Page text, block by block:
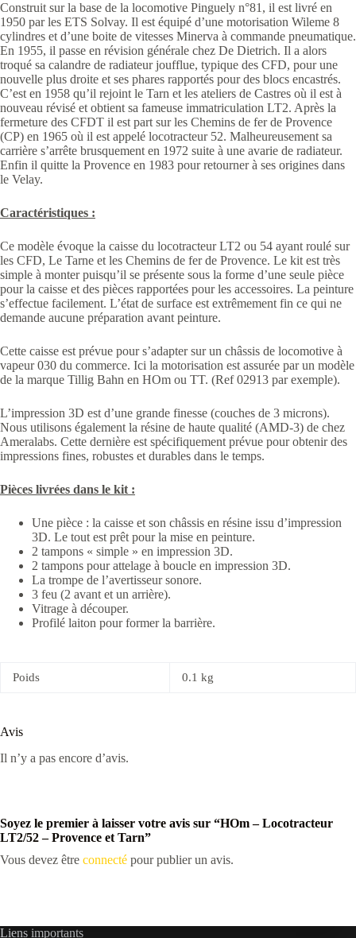
Construit sur la base de la locomotive Pinguely n°81, il est livré en
1950 par les ETS Solvay. Il est équipé d’une motorisation Wileme 8
cylindres et d’une boite de vitesses Minerva à commande pneumatique.
En 1955, il passe en révision générale chez De Dietrich. Il a alors
troqué sa calandre de radiateur joufflue, typique des CFD, pour une
nouvelle plus droite et ses phares rapportés pour des blocs encastrés.
C’est en 1958 qu’il rejoint le Tarn et les ateliers de Castres où il est à
nouveau révisé et obtient sa fameuse immatriculation LT2. Après la
fermeture des CFDT il est part sur les Chemins de fer de Provence
(CP) en 1965 où il est appelé locotracteur 52. Malheureusement sa
carrière s’arrête brusquement en 1972 suite à une avarie de radiateur.
Enfin il quitte la Provence en 1983 pour retourner à ses origines dans
le Velay.
Caractéristiques :
Ce modèle évoque la caisse du locotracteur LT2 ou 54 ayant roulé sur
les CFD, Le Tarne et les Chemins de fer de Provence. Le kit est très
simple à monter puisqu’il se présente sous la forme d’une seule pièce
pour la caisse et des pièces rapportées pour les accessoires. La peinture
s’effectue facilement. L’état de surface est extrêmement fin ce qui ne
demande aucune préparation avant peinture.
Cette caisse est prévue pour s’adapter sur un châssis de locomotive à
vapeur 030 du commerce. Ici la motorisation est assurée par un modèle
de la marque Tillig Bahn en HOm ou TT. (Ref 02913 par exemple).
L’impression 3D est d’une grande finesse (couches de 3 microns).
Nous utilisons également la résine de haute qualité (AMD-3) de chez
Ameralabs. Cette dernière est spécifiquement prévue pour obtenir des
impressions fines, robustes et durables dans le temps.
Pièces livrées dans le kit :
Une pièce : la caisse et son châssis en résine issu d’impression
3D. Le tout est prêt pour la mise en peinture.
2 tampons « simple » en impression 3D.
2 tampons pour attelage à boucle en impression 3D.
La trompe de l’avertisseur sonore.
3 feu (2 avant et un arrière).
Vitrage à découper.
Profilé laiton pour former la barrière.
Poids 0.1 kg
Avis
Il n’y a pas encore d’avis.
Soyez le premier à laisser votre avis sur “HOm – Locotracteur
LT2/52 – Provence et Tarn”
Vous devez être connecté pour publier un avis.
Liens importants